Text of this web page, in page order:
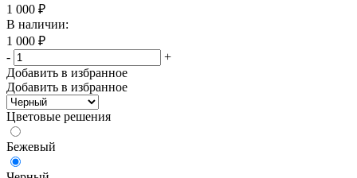
1 000 ₽
В наличии:
1 000 ₽
-
+
Добавить в избранное
Добавить в избранное
Цветовые решения
Бежевый